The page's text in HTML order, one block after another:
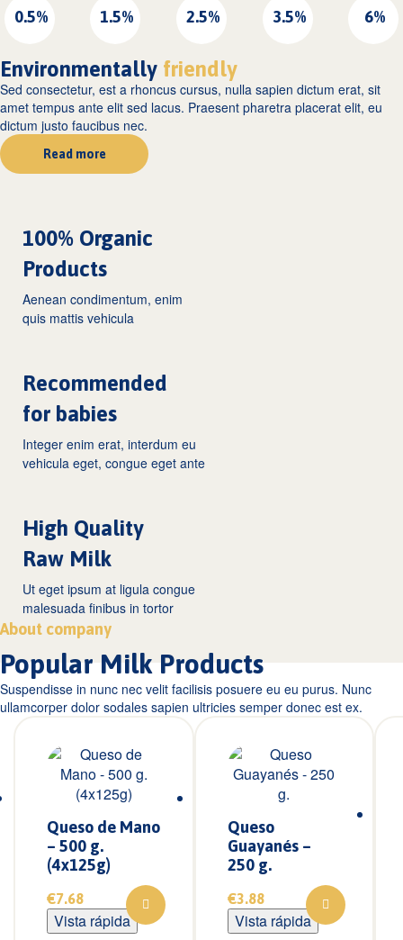
0.5% 1.5% 2.5% 3.5% 6%
Environmentally friendly
Sed consectetur, est a rhoncus cursus, nulla sapien dictum erat, sit
amet tempus ante elit sed lacus. Praesent pharetra placerat elit, eu
dictum justo faucibus nec.
Read more
100% Organic
Products
Aenean condimentum, enim
quis mattis vehicula
Recommended
for babies
Integer enim erat, interdum eu
vehicula eget, congue eget ante
High Quality
Raw Milk
Ut eget ipsum at ligula congue
malesuada finibus in tortor
About company
Popular Milk Products
Suspendisse in nunc nec velit facilisis posuere eu eu purus. Nunc
ullamcorper dolor sodales sapien ultricies semper donec est ex.
Queso de Mano
– 500 g.
(4x125g)
€7.68
Vista rápida
Queso
Guayanés –
250 g.
€3.88
Vista rápida